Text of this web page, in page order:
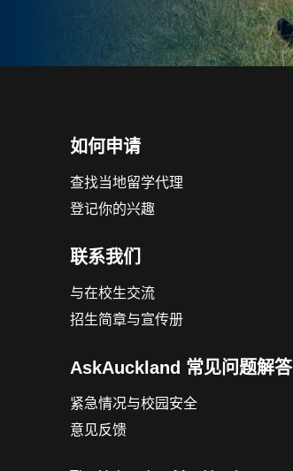
如何申请
查找当地留学代理
登记你的兴趣
联系我们
与在校生交流
招生简章与宣传册
AskAuckland 常见问题解答
紧急情况与校园安全
意见反馈